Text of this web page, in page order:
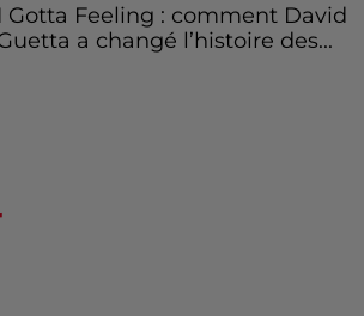
I Gotta Feeling : comment David
a changé l’histoire des...